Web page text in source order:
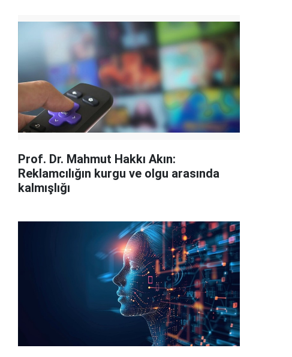
Prof. Dr. Mahmut Hakkı Akın:
Reklamcılığın kurgu ve olgu arasında
kalmışlığı